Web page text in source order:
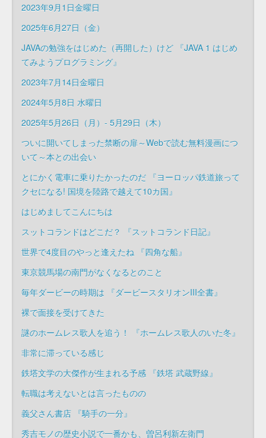
2023年9月1日金曜日
2025年6月27日（金）
JAVAの勉強をはじめた（再開した）けど 『JAVA 1 はじめ
てみようプログラミング』
2023年7月14日金曜日
2024年5月8日 水曜日
2025年5月26日（月）- 5月29日（木）
ついに開いてしまった禁断の扉～Webで読む無料漫画につ
いて～本との出会い
とにかく電車に乗りたかったのだ 『ヨーロッパ鉄道旅って
クセになる! 国境を陸路で越えて10カ国』
はじめましてこんにちは
スットコランドはどこだ？ 『スットコランド日記』
世界で4度目のやっと逢えたね 『四角な船』
東京競馬場の南門がなくなるとのこと
毎年ダービーの時期は 『ダービースタリオンIII全書』
裸で面接を受けてきた
謎のホームレス歌人を追う！ 『ホームレス歌人のいた冬』
非常に滞っている感じ
鉄塔文学の大傑作が生まれる予感 『鉄塔 武蔵野線』
転職は考えないとは言ったものの
義父さん書店 『騎手の一分』
秀吉モノの歴史小説で一番かも、曽呂利新左衛門